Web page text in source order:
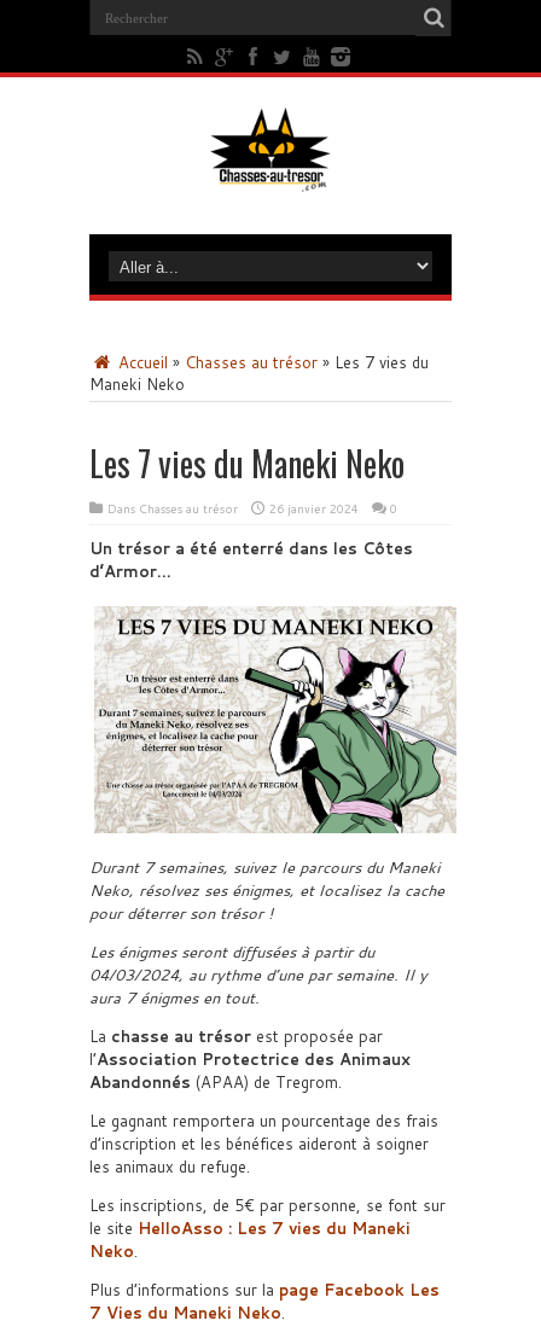
Accueil » Chasses au trésor » Les 7 vies du
Maneki Neko
Les 7 vies du Maneki Neko
Dans Chasses au trésor 26 janvier 2024 0
Un trésor a été enterré dans les Côtes
d’Armor…
Durant 7 semaines, suivez le parcours du Maneki
Neko, résolvez ses énigmes, et localisez la cache
pour déterrer son trésor !
Les énigmes seront diffusées à partir du
04/03/2024, au rythme d’une par semaine. Il y
aura 7 énigmes en tout.
La chasse au trésor est proposée par
l’Association Protectrice des Animaux
Abandonnés (APAA) de Tregrom.
Le gagnant remportera un pourcentage des frais
d’inscription et les bénéfices aideront à soigner
les animaux du refuge.
Les inscriptions, de 5€ par personne, se font sur
le site HelloAsso : Les 7 vies du Maneki
Neko
Plus d’informations sur la page Facebook Les
7 Vies du Maneki Neko